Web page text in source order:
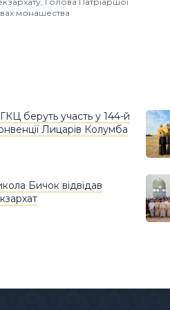
монашества
беруть участь у 144-й
Лицарів Колумба
Бичок відвідав